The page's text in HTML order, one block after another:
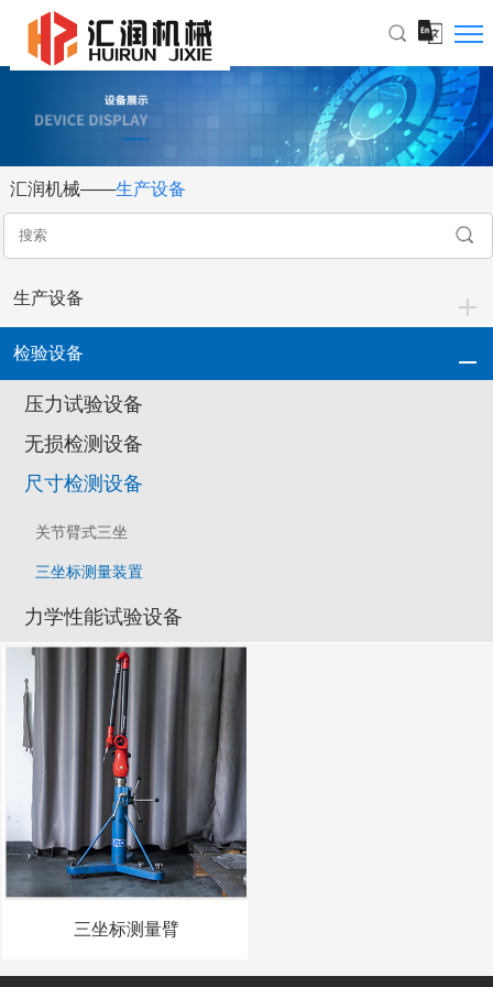
汇润机械——生产设备
生产设备
检验设备
压力试验设备
无损检测设备
尺寸检测设备
关节臂式三坐
三坐标测量装置
力学性能试验设备
三坐标测量臂